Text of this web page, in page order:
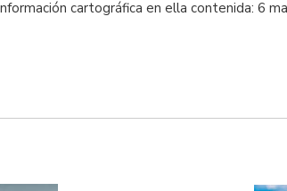
cartográfica en ella contenida: 6